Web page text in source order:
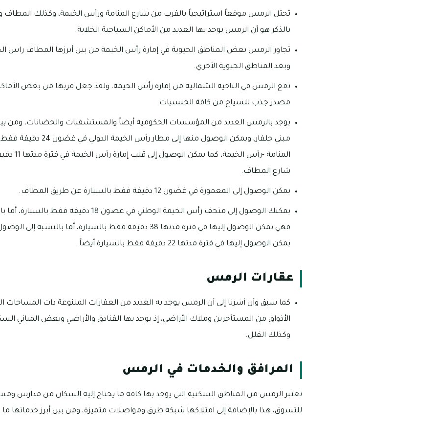
تحتل الرمس موقعاً استراتيجياً بالقرب من شارع المنامة ورأس الخيمة، وكذلك المطاف
بالذكر هو أن الرمس يوجد بها العديد من الأماكن السياحية الخلابة.
تجاور الرمس بعض المناطق الحيوية في إمارة رأس الخيمة من بين أبرزها المطاف راس
وبعد المناطق الحيوية الأخري.
تقع الرمس في الناحية الشمالية من إمارة رأس الخيمة، ولقد جعل قربها من بعض
مصدر جذب للسياح من كافة الجنسيات.
يوجد بالرمس العديد من المؤسسات الحكومية أيضاً والمستشفيات والحضانات، ومن
مبني جلفار، ويمكن الوصول منها
المنامة -
شارع المطاف.
يمكن الوصول إلى المعمورة في غضون 12 دقيقة فقط بالسيارة عن طريق المطاف.
يمكنك الوصول إلى متحف رأس الخيمة الوطني في غضون 18
فهي يمكن الوصول إليها في فترة مدتها 38 دقيقة فقط بالسيارة، أما
يمكن الوصول إليها في فترة مدتها 22 دقيقة فقط بالسيارة أيضاً.
عقارات الرمس
كما سبق وأن أشرنا إلى أن الرمس يوجد به العديد من العقارات المتنوعة ذات المساحات
الأذواق من المستأجرين وملاك الأراضي، إذ يوجد بها الفنادق والأراضي وبعض المباني
وكذلك الفلل.
المرافق والخدمات في الرمس
تعتبر الرمس من المناطق السكنية التي يوجد بها كافة ما يحتاج إليه السكان من مدارس
للتسوق، هذا بالإضافة إلى امتلاكها شبكة طرق ومواصلات متميزة، ومن بين أبرز خدماتها ما